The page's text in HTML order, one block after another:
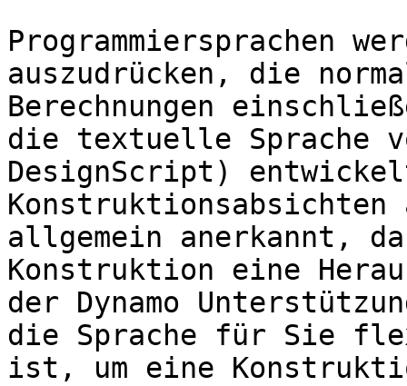
Programmiersprachen
auszudrücken, die
Berechnungen
die textuelle Sprache
DesignScript)
allgemein anerkannt,
Konstruktion eine
der Dynamo
die Sprache für Sie
ist, um eine